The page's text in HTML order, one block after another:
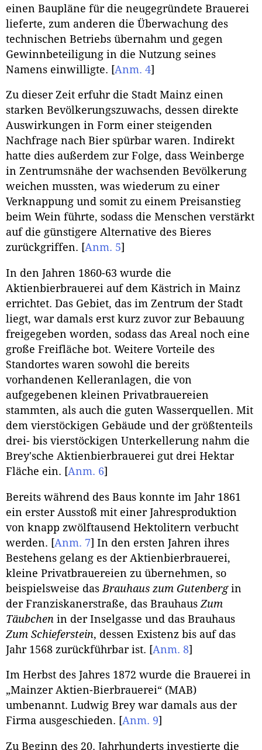
einen Baupläne für die neugegründete Brauerei
lieferte, zum anderen die Überwachung des
technischen Betriebs übernahm und gegen
Gewinnbeteiligung in die Nutzung seines
Namens einwilligte. [Anm. 4]
Zu dieser Zeit erfuhr die Stadt Mainz einen
starken Bevölkerungszuwachs, dessen direkte
Auswirkungen in Form einer steigenden
Nachfrage nach Bier spürbar waren. Indirekt
hatte dies außerdem zur Folge, dass Weinberge
in Zentrumsnähe der wachsenden Bevölkerung
weichen mussten, was wiederum zu einer
Verknappung und somit zu einem Preisanstieg
beim Wein führte, sodass die Menschen verstärkt
auf die günstigere Alternative des Bieres
zurückgriffen. [Anm. 5]
In den Jahren 1860-63 wurde die
Aktienbierbrauerei auf dem Kästrich in Mainz
errichtet. Das Gebiet, das im Zentrum der Stadt
liegt, war damals erst kurz zuvor zur Bebauung
freigegeben worden, sodass das Areal noch eine
große Freifläche bot. Weitere Vorteile des
Standortes waren sowohl die bereits
vorhandenen Kelleranlagen, die von
aufgegebenen kleinen Privatbrauereien
stammten, als auch die guten Wasserquellen. Mit
dem vierstöckigen Gebäude und der größtenteils
drei- bis vierstöckigen Unterkellerung nahm die
Brey'sche Aktienbierbrauerei gut drei Hektar
Fläche ein. [Anm. 6]
Bereits während des Baus konnte im Jahr 1861
ein erster Ausstoß mit einer Jahresproduktion
von knapp zwölftausend Hektolitern verbucht
werden. [Anm. 7] In den ersten Jahren ihres
Bestehens gelang es der Aktienbierbrauerei,
kleine Privatbrauereien zu übernehmen, so
beispielsweise das Brauhaus zum Gutenbergin
der Franziskanerstraße, das Brauhaus Zum
Täubchen in der Inselgasse und das Brauhaus
Zum Schieferstein, dessen Existenz bis auf das
Jahr 1568 zurückführbar ist. [Anm. 8]
Im Herbst des Jahres 1872 wurde die Brauerei in
„Mainzer Aktien-Bierbrauerei“ (MAB)
umbenannt. Ludwig Brey war damals aus der
Firma ausgeschieden. [Anm. 9]
Zu Beginn des 20. Jahrhunderts investierte die